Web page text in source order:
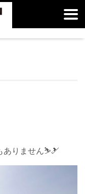
ありません⛷️🎿